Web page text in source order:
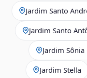
Jardim Santo
Jardim Santo
Jardim Sônia
Jardim Stella